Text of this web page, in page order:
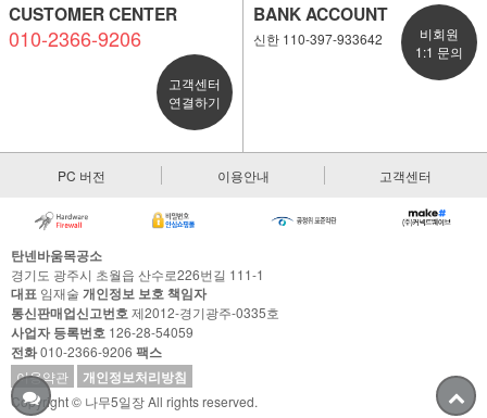
CUSTOMER CENTER
010-2366-9206
고객센터
연결하기
BANK ACCOUNT
신한 110-397-933642
비회원
1:1 문의
PC 버전 이용안내 고객센터
탄넨바움목공소
경기도 광주시 초월읍 산수로226번길 111-1
대표 임재술 개인정보 보호 책임자
통신판매업신고번호제2012-경기광주-0335호
사업자 등록번호 126-28-54059
전화010-2366-9206 팩스
이용약관 개인정보처리방침
Copyright © 나무5일장 All rights reserved.